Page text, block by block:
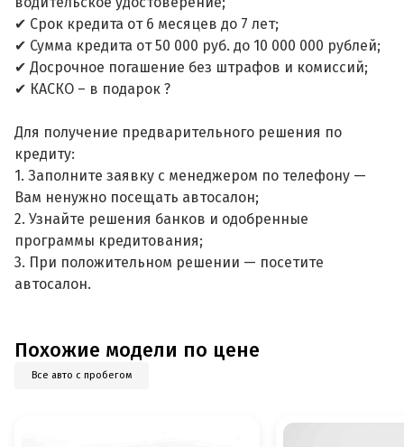
✔ Срок кредита от 6 месяцев до 7 лет;
✔ Сумма кредита от 50 000 руб. до 10 000 000 рублей;
✔ Досрочное погашение без штрафов и комиссий;
✔ КАСКО – в подарок ?
Для получение предварительного решения по
кредиту:
1. Заполните заявку с менеджером по телефону —
Вам ненужно посещать автосалон;
2. Узнайте решения банков и одобренные
программы кредитования;
3. При положительном решении — посетите
автосалон.
Похожие модели по цене
Все авто с пробегом